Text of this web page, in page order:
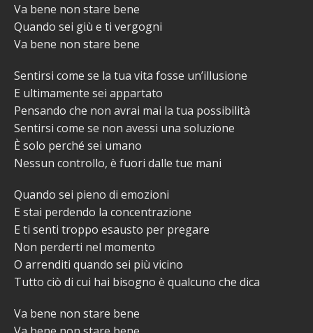
Va bene non stare bene
Quando sei giù e ti vergogni
Va bene non stare bene
Sentirsi come se la tua vita fosse un’illusione
E ultimamente sei appartato
Pensando che non avrai mai la tua possibilità
Sentirsi come se non avessi una soluzione
È solo perché sei umano
Nessun controllo, è fuori dalle tue mani
Quando sei pieno di emozioni
E stai perdendo la concentrazione
E ti senti troppo esausto per pregare
Non perderti nel momento
O arrenditi quando sei più vicino
Tutto ciò di cui hai bisogno è qualcuno che dica
Va bene non stare bene